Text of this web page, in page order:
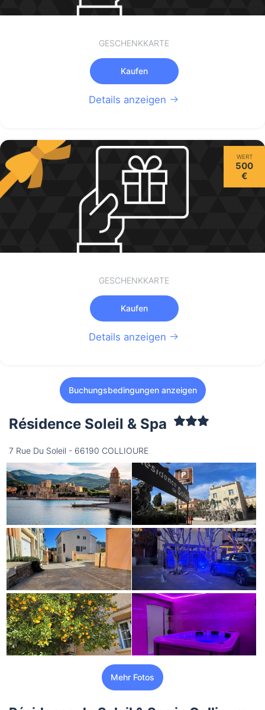
GESCHENKKARTE
Kaufen
Details anzeigen
WERT
500
€
GESCHENKKARTE
Kaufen
Details anzeigen
Buchungsbedingungen anzeigen
Résidence Soleil & Spa
7 Rue Du Soleil - 66190 COLLIOURE
Mehr Fotos